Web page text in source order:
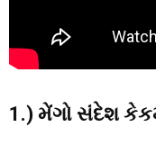
1.) મેંગો સંદેશ